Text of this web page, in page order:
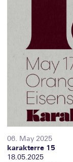
06. May 2025
karakterre 15
18.05.2025